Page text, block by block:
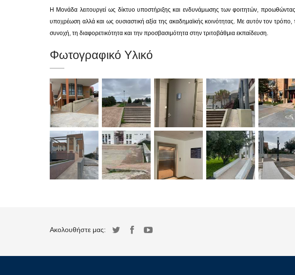
Η Μονάδα λειτουργεί ως δίκτυο υποστήριξης και ενδυνάμωσης των φοιτητών,
υποχρέωση αλλά και ως ουσιαστική αξία της ακαδημαϊκής κοινότητας. Με αυτόν τον τρόπο,
συνοχή, τη διαφορετικότητα και την προσβασιμότητα στην τριτοβάθμια εκπαίδευση.
Φωτογραφικό Υλικό
Ακολουθήστε μας: